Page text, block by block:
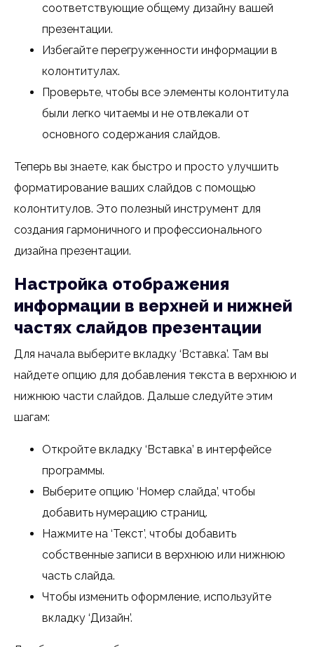
соответствующие общему дизайну вашей
презентации.
Избегайте перегруженности информации в
колонтитулах.
Проверьте, чтобы все элементы колонтитула
были легко читаемы и не отвлекали от
основного содержания слайдов.
Теперь вы знаете, как быстро и просто улучшить
форматирование ваших слайдов с помощью
колонтитулов. Это полезный инструмент для
создания гармоничного и профессионального
дизайна презентации.
Настройка отображения
информации в верхней и нижней
частях слайдов презентации
Для начала выберите вкладку ‘Вставка’. Там вы
найдете опцию для добавления текста в верхнюю и
нижнюю части слайдов. Дальше следуйте этим
шагам:
Откройте вкладку ‘Вставка’ в интерфейсе
программы.
Выберите опцию ‘Номер слайда’, чтобы
добавить нумерацию страниц.
Нажмите на ‘Текст’, чтобы добавить
собственные записи в верхнюю или нижнюю
часть слайда.
Чтобы изменить оформление, используйте
вкладку ‘Дизайн’.